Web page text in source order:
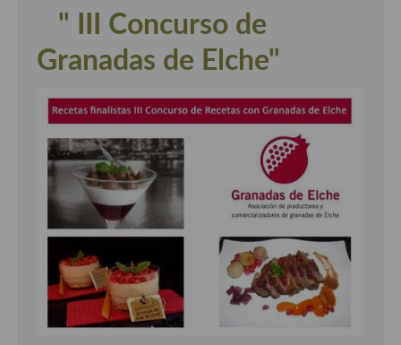
" III Concurso de
Granadas de Elche"